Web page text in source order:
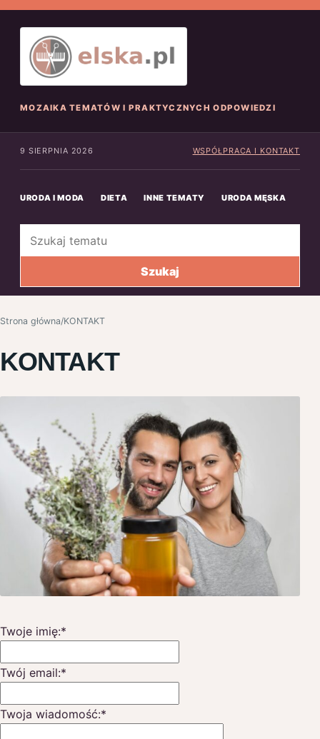
MOZAIKA TEMATÓW I PRAKTYCZNYCH ODPOWIEDZI
9 SIERPNIA 2026 WSPÓŁPRACA I KONTAKT
URODA I MODA DIETA INNE TEMATY URODA MĘSKA
Szukaj
Szukaj
Strona główna/KONTAKT
KONTAKT
Twoje imię:*
Twój email:*
Twoja wiadomość:*